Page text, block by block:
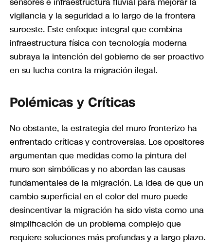
vigilancia y la seguridad a lo largo de la frontera
suroeste. Este enfoque integral que combina
infraestructura física con tecnología moderna
subraya la intención del gobierno de ser proactivo
en su lucha contra la migración ilegal.
Polémicas y Críticas
No obstante, la estrategia del muro fronterizo ha
enfrentado críticas y controversias. Los opositores
argumentan que medidas como la pintura del
muro son simbólicas y no abordan las causas
fundamentales de la migración. La idea de que un
cambio superficial en el color del muro puede
desincentivar la migración ha sido vista como una
simplificación de un problema complejo que
requiere soluciones más profundas y a largo plazo.